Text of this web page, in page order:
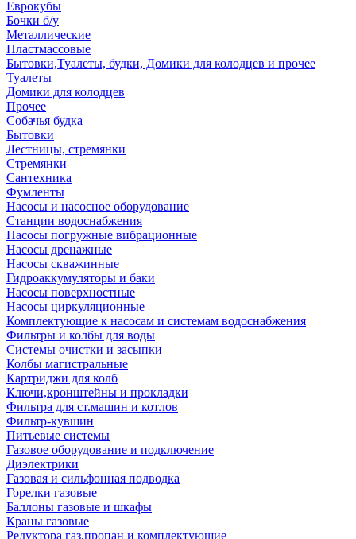
Еврокубы
Бочки б/у
Металлические
Пластмассовые
Бытовки,Туалеты, будки, Домики для колодцев и прочее
Туалеты
Домики для колодцев
Прочее
Собачья будка
Бытовки
Лестницы, стремянки
Стремянки
Сантехника
Фумленты
Насосы и насосное оборудование
Станции водоснабжения
Насосы погружные вибрационные
Насосы дренажные
Насосы скважинные
Гидроаккумуляторы и баки
Насосы поверхностные
Насосы циркуляционные
Комплектующие к насосам и системам водоснабжения
Фильтры и колбы для воды
Системы очистки и засыпки
Колбы магистральные
Картриджи для колб
Ключи,кронштейны и прокладки
Фильтра для ст.машин и котлов
Фильтр-кувшин
Питьевые системы
Газовое оборудование и подключение
Диэлектрики
Газовая и сильфонная подводка
Горелки газовые
Баллоны газовые и шкафы
Краны газовые
Редуктора газ,пропан и комплектующие